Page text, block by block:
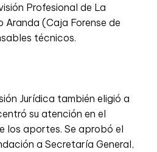
Profesional de La
Aranda (Caja Forense de
técnicos.
Jurídica también eligió a
su atención en el
los aportes. Se aprobó el
a Secretaría General,